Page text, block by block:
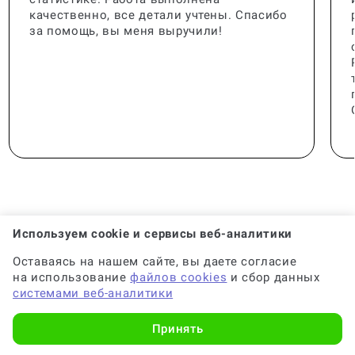
качественно, все детали учтены. Спасибо
за помощь, вы меня выручили!
🟢 Гарантия на консультацию:
Используем cookie и сервисы веб-аналитики
Оставаясь на нашем сайте, вы даете согласие
на использованиефайлов cookies и сбор данных
системами веб-аналитики
Принять